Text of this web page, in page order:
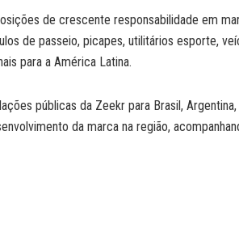
de crescente responsabilidade em
de passeio, picapes, utilitários esporte,
para a América Latina.
públicas da Zeekr para Brasil, Argentina,
da marca na região,